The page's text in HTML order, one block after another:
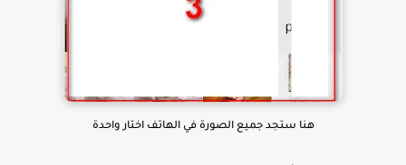
هنا ستجد جميع الصورة في الهاتف اختار واحدة